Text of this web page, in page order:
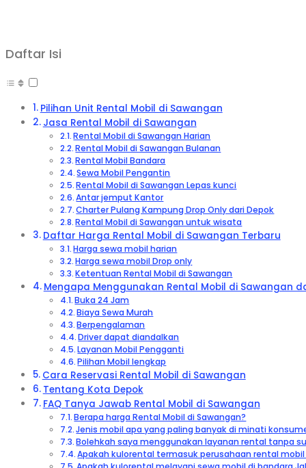
Daftar Isi
Pilihan Unit Rental Mobil di Sawangan
Jasa Rental Mobil di Sawangan
Rental Mobil di Sawangan Harian
Rental Mobil di Sawangan Bulanan
Rental Mobil Bandara
Sewa Mobil Pengantin
Rental Mobil di Sawangan Lepas kunci
Antar jemput Kantor
Charter Pulang Kampung Drop Only dari Depok
Rental Mobil di Sawangan untuk wisata
Daftar Harga Rental Mobil di Sawangan Terbaru
Harga sewa mobil harian
Harga sewa mobil Drop only
Ketentuan Rental Mobil di Sawangan
Mengapa Menggunakan Rental Mobil di Sawangan
Buka 24 Jam
Biaya Sewa Murah
Berpengalaman
Driver dapat diandalkan
Layanan Mobil Pengganti
Pilihan Mobil lengkap
Cara Reservasi Rental Mobil di Sawangan
Tentang Kota Depok
FAQ Tanya Jawab Rental Mobil di Sawangan
Berapa harga Rental Mobil di Sawangan?
Jenis mobil apa yang paling banyak di minati
Bolehkah saya menggunakan layanan rental tanpa
Apakah kulorental termasuk perusahaan rental mobil